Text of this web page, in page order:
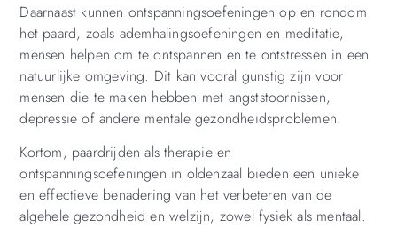
Daarnaast kunnen ontspanningsoefeningen op en rondom
het paard, zoals ademhalingsoefeningen en meditatie,
mensen helpen om te ontspannen en te ontstressen in een
natuurlijke omgeving. Dit kan vooral gunstig zijn voor
mensen die te maken hebben met angststoornissen,
depressie of andere mentale gezondheidsproblemen.
Kortom, paardrijden als therapie en
ontspanningsoefeningen in oldenzaal bieden een unieke
en effectieve benadering van het verbeteren van de
algehele gezondheid en welzijn, zowel fysiek als mentaal.